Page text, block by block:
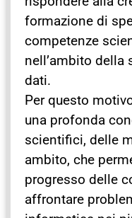
formazione di
competenze
nell’ambito della
dati.
Per questo
una profonda
scientifici, delle
ambito, che
progresso delle
affrontare